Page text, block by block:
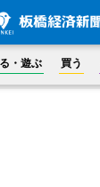
・遊ぶ 買う